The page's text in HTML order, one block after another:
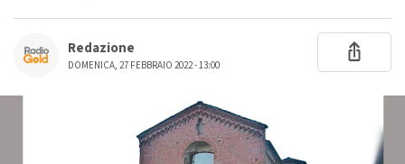
Redazione
DOMENICA, 27 FEBBRAIO 2022 - 13:00